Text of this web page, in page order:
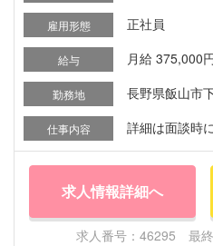
雇用形態 正社員
給与 月給 375,000
勤務地 長野県飯山市
仕事内容 詳細は面談時
求人情報詳細へ
求人番号：46295 最